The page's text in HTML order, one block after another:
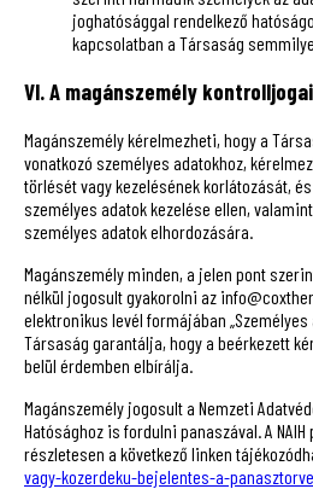
joghatósággal rendelkező
kapcsolatban a Társaság
VI. A magánszemély kontrolljogai
Magánszemély kérelmezheti, hogy a
vonatkozó személyes adatokhoz,
törlését vagy kezelésének korlátozását,
személyes adatok kezelése ellen,
személyes adatok elhordozására.
Magánszemély minden, a jelen pont
nélkül jogosult gyakorolni az
elektronikus levél formájában
Társaság garantálja, hogy a beérkezett
belül érdemben elbírálja.
Magánszemély jogosult a Nemzeti
Hatósághoz is fordulni panaszával. A
részletesen a következő linken
vagy-kozerdeku-bejelentes-a-